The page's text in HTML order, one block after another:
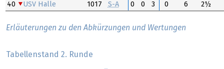
40 USV Halle 1017 S-A 0 0 3 0 6 2½
Erläuterungen zu den Abkürzungen und Wertungen
Tabellenstand 2. Runde